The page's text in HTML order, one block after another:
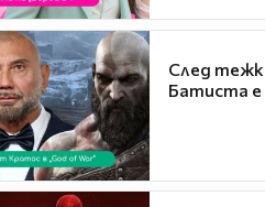
След
Батиста